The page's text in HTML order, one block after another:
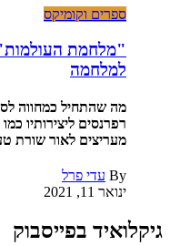
ספרים וקומיקס
"מלחמת
למלחמה
מה שהתחיל כמחווה
רפרנסים ליצירותיו
מעריצים לאור שורת
By עדי פרל
ינואר 11, 2021
גיקלואיד בפייסבוק